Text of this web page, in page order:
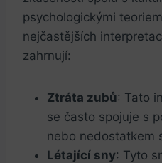
psychologickými
nejčastějších
zahrnují:
Ztráta zubů: Tato
se často spojuje s
nebo nedostatkem
Létající sny: Tyto